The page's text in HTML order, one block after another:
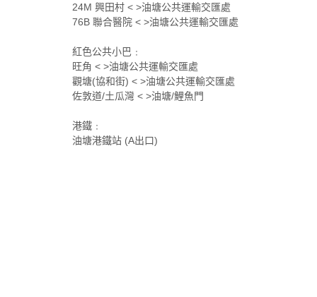
24M 興田村 < >油塘公共運輸交匯處
76B 聯合醫院 < >油塘公共運輸交匯處
紅色公共小巴﹕
旺角 < >油塘公共運輸交匯處
觀塘(協和街) < >油塘公共運輸交匯處
佐敦道/土瓜灣 < >油塘/鯉魚門
港鐵﹕
油塘港鐵站 (A出口)